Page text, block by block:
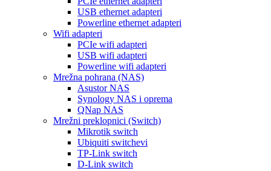
USB ethernet adapteri
Powerline ethernet adapteri
Wifi adapteri
PCIe wifi adapteri
USB wifi adapteri
Powerline wifi adapteri
Mrežna pohrana (NAS)
Asustor NAS
Synology NAS i oprema
QNap NAS
Mrežni preklopnici (Switch)
Mikrotik switch
Ubiquiti switchevi
TP-Link switch
D-Link switch